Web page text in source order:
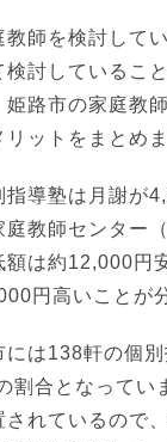
教師を検討して
討しているこ
姫路市の家庭教
ットをまとめま
指導塾は月謝が
庭教師センター
額は約12,000円
円高いことが
には138軒の個別
割合となってい
されているので